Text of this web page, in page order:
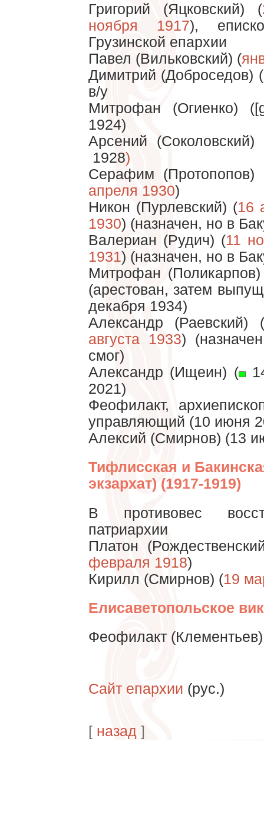
Григорий (Яцковский) (
ноября 1917),
Грузинской епархии
Павел (Вильковский) (
Димитрий (Доброседов) (
в/у
Митрофан (Огиенко)
1924)
Арсений (Соколовский)
1928)
Серафим
апреля 1930)
Никон (Пурлевский) (16
1930) (назначен, но в
Валериан (Рудич) (11
1931) (назначен, но в
Митрофан
(арестован, затем
декабря 1934)
Александр (Раевский) (
августа 1933)
смог)
Александр (Ищеин) (
2021)
Феофилакт,
управляющий (10 июня
Алексий (Смирнов) (13
Тифлисская и
экзархат) (1917-1919)
В противовес
патриархии
Платон
февраля 1918)
Кирилл (Смирнов) (19
Елисаветопольское
Феофилакт
Сайт епархии (рус.)
[ назад]